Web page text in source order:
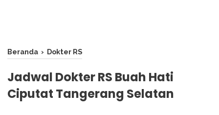
Beranda › Dokter RS
Jadwal Dokter RS Buah Hati
Ciputat Tangerang Selatan